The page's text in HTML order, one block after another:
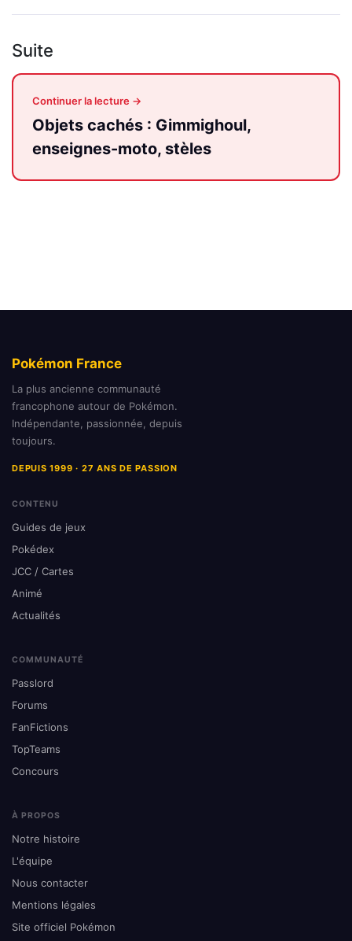
Suite
Continuer la lecture →
Objets cachés : Gimmighoul,
enseignes-moto, stèles
Pokémon France
La plus ancienne communauté
francophone autour de Pokémon.
Indépendante, passionnée, depuis
toujours.
DEPUIS 1999 · 27 ANS DE PASSION
CONTENU
Guides de jeux
Pokédex
JCC / Cartes
Animé
Actualités
COMMUNAUTÉ
Passlord
Forums
FanFictions
TopTeams
Concours
À PROPOS
Notre histoire
L'équipe
Nous contacter
Mentions légales
Site officiel Pokémon